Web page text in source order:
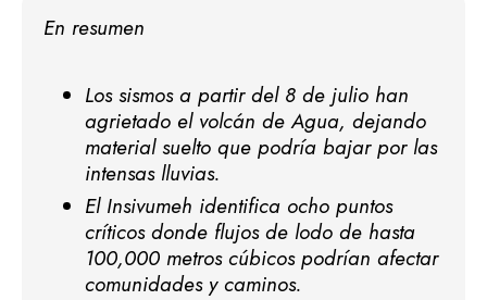
En resumen
Los sismos a partir del 8 de julio han
agrietado el volcán de Agua, dejando
material suelto que podría bajar por las
intensas lluvias.
El Insivumeh identifica ocho puntos
críticos donde flujos de lodo de hasta
100,000 metros cúbicos podrían afectar
comunidades y caminos.